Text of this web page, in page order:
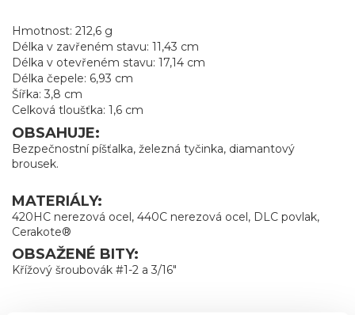
Hmotnost: 212,6 g
Délka v zavřeném stavu: 11,43 cm
Délka v otevřeném stavu: 17,14 cm
Délka čepele: 6,93 cm
Šířka: 3,8 cm
Celková tloušťka: 1,6 cm
OBSAHUJE:
Bezpečnostní píšťalka, železná tyčinka, diamantový
brousek.
MATERIÁLY:
420HC nerezová ocel, 440C nerezová ocel, DLC povlak,
Cerakote®
OBSAŽENÉ BITY:
Křížový šroubovák #1-2 a 3/16"